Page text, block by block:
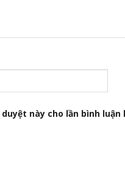
này cho lần bình luận